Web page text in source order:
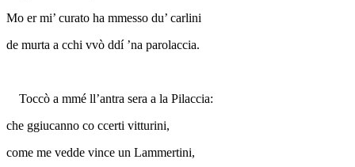
Mo er mi’ curato ha mmesso du’ carlini
de murta a cchi vvò ddí ’na parolaccia.
Toccò a mmé ll’antra sera a la Pilaccia:
che ggiucanno co ccerti vitturini,
come me vedde vince un Lammertini,